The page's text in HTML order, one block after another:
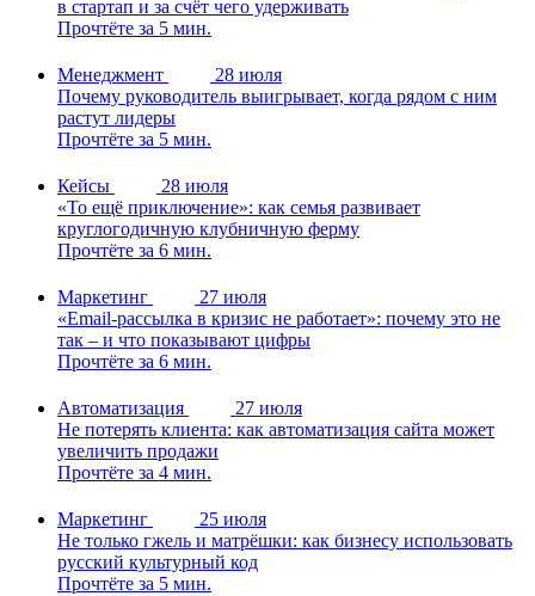
в стартап и за счёт чего удерживать
Прочтёте за 5 мин.
Менеджмент
28 июля
Почему руководитель выигрывает, когда рядом с ним
растут лидеры
Прочтёте за 5 мин.
Кейсы
28 июля
«То ещё приключение»: как семья развивает
круглогодичную клубничную ферму
Прочтёте за 6 мин.
Маркетинг
27 июля
«Email-рассылка в кризис не работает»: почему это не
так – и что показывают цифры
Прочтёте за 6 мин.
Автоматизация
27 июля
Не потерять клиента: как автоматизация сайта может
увеличить продажи
Прочтёте за 4 мин.
Маркетинг
25 июля
Не только гжель и матрёшки: как бизнесу использовать
русский культурный код
Прочтёте за 5 мин.